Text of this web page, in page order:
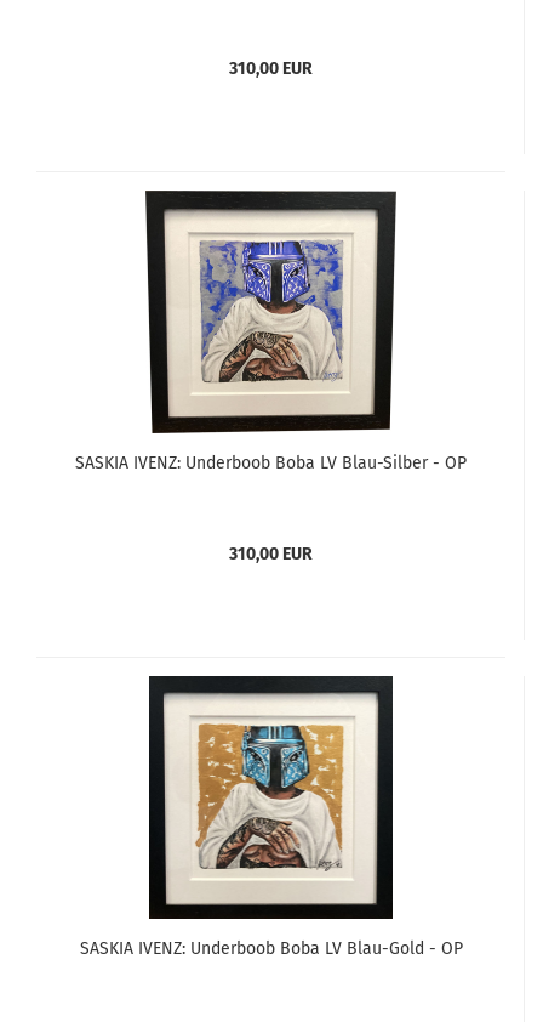
310,00 EUR
SASKIA IVENZ: Underboob Boba LV Blau-Silber - OP
310,00 EUR
SASKIA IVENZ: Underboob Boba LV Blau-Gold - OP